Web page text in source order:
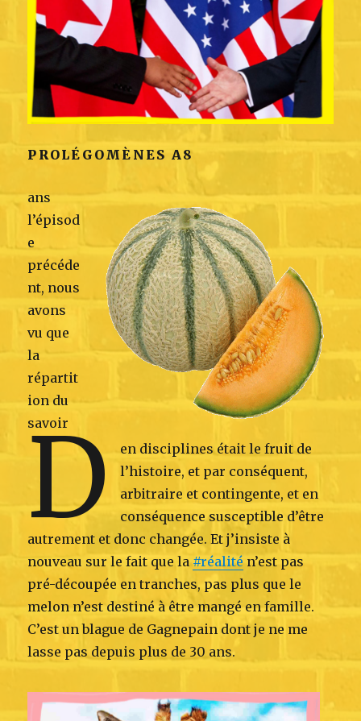
PROLÉGOMÈNES A8
D
ans
l’épisod
e
précéde
nt, nous
avons
vu que
la
répartit
ion du
savoir
en disciplines était le fruit de
l’histoire, et par conséquent,
arbitraire et contingente, et en
conséquence susceptible d’être
autrement et donc changée. Et j’insiste à
nouveau sur le fait que la #réalité n’est pas
pré-découpée en tranches, pas plus que le
melon n’est destiné à être mangé en famille.
C’est un blague de Gagnepain dont je ne me
lasse pas depuis plus de 30 ans.